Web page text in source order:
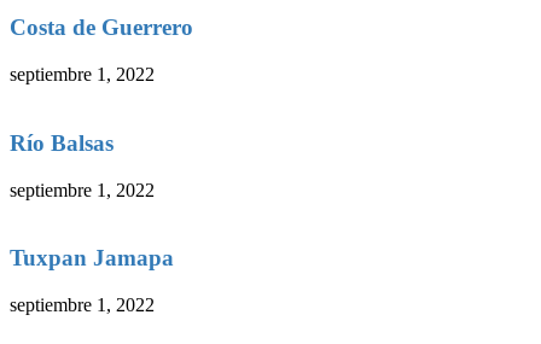
Costa de Guerrero
septiembre 1, 2022
Río Balsas
septiembre 1, 2022
Tuxpan Jamapa
septiembre 1, 2022